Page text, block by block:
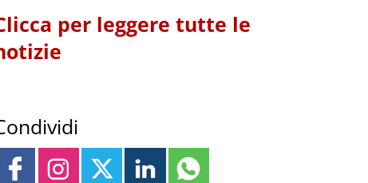
per leggere tutte le